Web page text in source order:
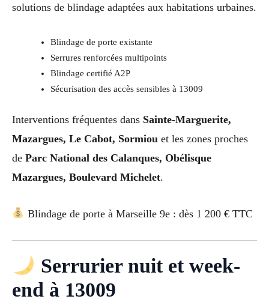
solutions de blindage adaptées aux habitations urbaines.
Blindage de porte existante
Serrures renforcées multipoints
Blindage certifié A2P
Sécurisation des accès sensibles à 13009
Interventions fréquentes dans Sainte-Marguerite,
Mazargues, Le Cabot, Sormiou et les zones proches
de Parc National des Calanques, Obélisque
Mazargues, Boulevard Michelet.
Blindage de porte à Marseille 9e : dès 1 200 € TTC
Serrurier nuit et week-
end à 13009